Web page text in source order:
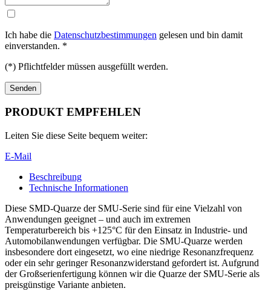
Ich habe die Datenschutzbestimmungen gelesen und bin damit
einverstanden. *
(*) Pflichtfelder müssen ausgefüllt werden.
PRODUKT EMPFEHLEN
Leiten Sie diese Seite bequem weiter:
E-Mail
Beschreibung
Technische Informationen
Diese SMD-Quarze der SMU-Serie sind für eine Vielzahl von
Anwendungen geeignet – und auch im extremen
Temperaturbereich bis +125°C für den Einsatz in Industrie- und
Automobilanwendungen verfügbar. Die SMU-Quarze werden
insbesondere dort eingesetzt, wo eine niedrige Resonanzfrequenz
oder ein sehr geringer Resonanzwiderstand gefordert ist. Aufgrund
der Großserienfertigung können wir die Quarze der SMU-Serie als
preisgünstige Variante anbieten.